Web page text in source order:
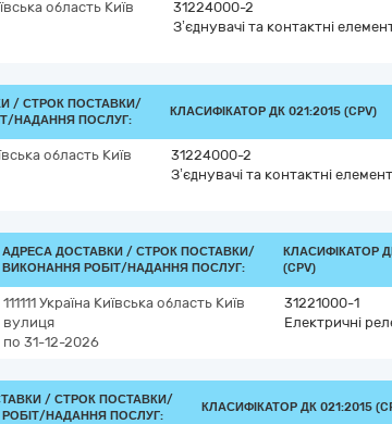
область Київ
31224000-2
З’єднувачі та контактні
/ СТРОК ПОСТАВКИ/
НАДАННЯ ПОСЛУГ:
КЛАСИФІКАТОР ДК 021:2015 (CPV)
область Київ
31224000-2
З’єднувачі та контактні
АДРЕСА ДОСТАВКИ / СТРОК ПОСТАВКИ/
ВИКОНАННЯ РОБІТ/НАДАННЯ ПОСЛУГ:
КЛАСИФІКАТОР
(CPV)
111111 Україна Київська область Київ
вулиця
по 31-12-2026
31221000-1
Електричні
/ СТРОК ПОСТАВКИ/
НАДАННЯ ПОСЛУГ:
КЛАСИФІКАТОР ДК 021:2015